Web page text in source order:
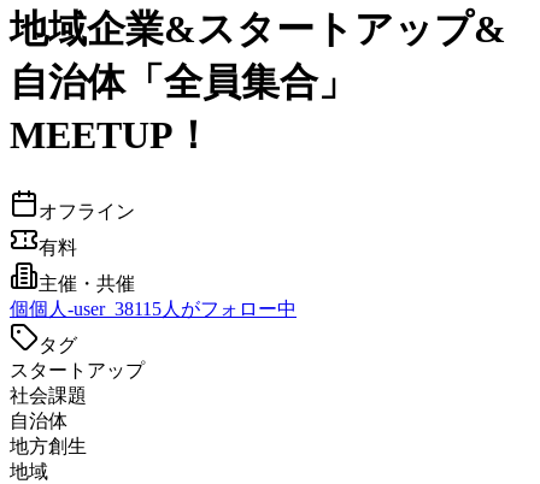
地域企業&スタートアップ&
自治体「全員集合」
MEETUP！
オフライン
有料
主催・共催
個個人-user_38115人がフォロー中
タグ
スタートアップ
社会課題
自治体
地方創生
地域